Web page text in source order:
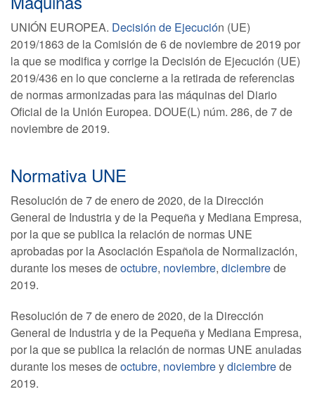
UNIÓN EUROPEA. Decisión de Ejecución (UE)
2019/1863 de la Comisión de 6 de noviembre de 2019 por
la que se modifica y corrige la Decisión de Ejecución (UE)
2019/436 en lo que concierne a la retirada de referencias
de normas armonizadas para las máquinas del Diario
Oficial de la Unión Europea. DOUE(L) núm. 286, de 7 de
noviembre de 2019.
Normativa UNE
Resolución de 7 de enero de 2020, de la Dirección
General de Industria y de la Pequeña y Mediana Empresa,
por la que se publica la relación de normas UNE
aprobadas por la Asociación Española de Normalización,
durante los meses deoctubre, noviembre, diciembrede
2019.
Resolución de 7 de enero de 2020, de la Dirección
General de Industria y de la Pequeña y Mediana Empresa,
por la que se publica la relación de normas UNE anuladas
durante los meses deoctubre, noviembreydiciembrede
2019.